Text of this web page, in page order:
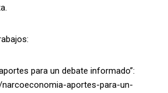
para un debate informado”:
aportes-para-un-